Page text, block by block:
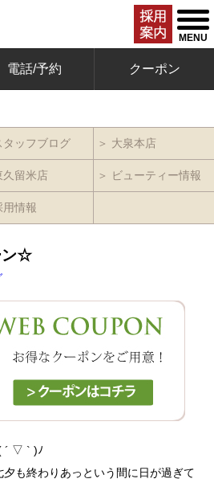
MENU
電話/予約 クーポン
タッフブログ ＞ 大泉本店
久留米店 ＞ ビューティー情報
用情報
ン☆
´ ▽ ` )ﾉ
も終わりあっという間に日が過ぎて